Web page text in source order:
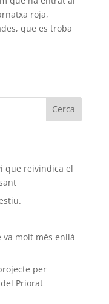
roja,
que es troba
Cerca
que reivindica el
va molt més enllà
per
Priorat